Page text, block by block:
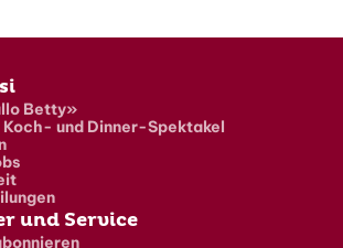
Betty»
und Dinner-Spektakel
und Service